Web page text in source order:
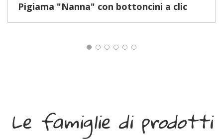
Pigiama "Nanna" con bottoncini a clic
Le famiglie di prodotti